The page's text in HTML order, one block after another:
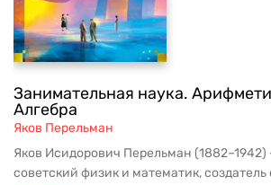
Занимательная наука.
Алгебра
Яков Перельман
Яков Исидорович Перельман
советский физик и математик, создатель